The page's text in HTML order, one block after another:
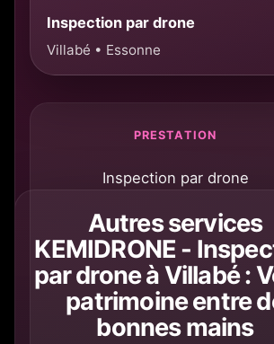
Inspection par drone
Villabé • Essonne
PRESTATION
Inspection par drone
Autres services
KEMIDRONE -
par drone à Villabé :
patrimoine entre
bonnes mains